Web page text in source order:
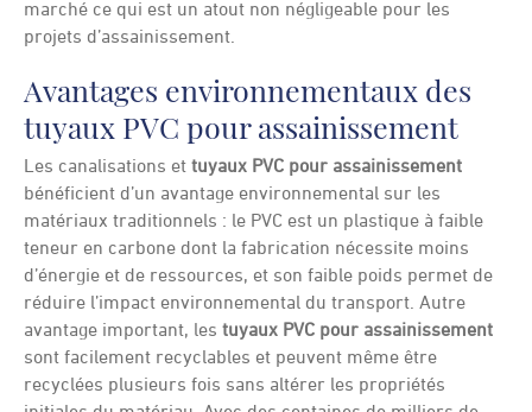
marché ce qui est un atout non négligeable pour les
projets d’assainissement.
Avantages environnementaux des
tuyaux PVC pour assainissement
Les canalisations et tuyaux PVC pour assainissement
bénéficient d’un avantage environnemental sur les
matériaux traditionnels : le PVC est un plastique à faible
teneur en carbone dont la fabrication nécessite moins
d’énergie et de ressources, et son faible poids permet de
réduire l’impact environnemental du transport. Autre
avantage important, les tuyaux PVC pour assainissement
sont facilement recyclables et peuvent même être
recyclées plusieurs fois sans altérer les propriétés